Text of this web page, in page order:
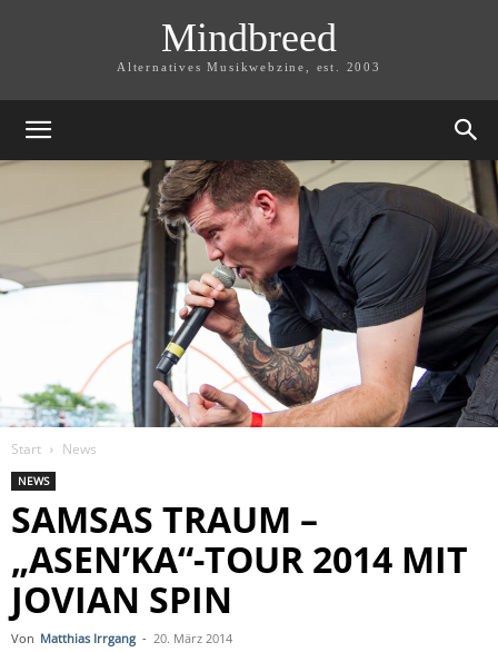
Mindbreed
Alternatives Musikwebzine, est. 2003
Start News
NEWS
SAMSAS TRAUM –
„ASEN’KA“-TOUR 2014 MIT
JOVIAN SPIN
Von Matthias Irrgang - 20. März 2014